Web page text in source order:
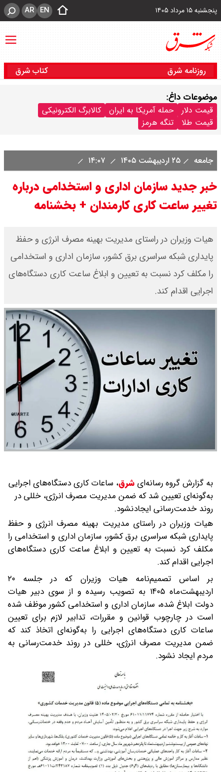
پنجشنبه ۱۵ مرداد ۱۴۰۵ EN
AR
روزنامه شرق کتاب شرق
موضوعات داغ:
قیمت دلار حمله آمریکا به ایران
کالابرگ الکترونیکی
قیمت طلا
تنگه هرمز
جامعه ۲۵ اردیبهشت ۱۴۰۵
خبر جدید سازمان اداری و استخدامی درباره
تغییر ساعت کاری کارمندان + بخشنامه
هیات وزیران در راستای مدیریت بهینه مصرف انرژی و حفظ
پایداری شبکه سراسری برق کشور، سازمان اداری و استخدامی
را مکلف کرد نسبت به تعیین و ابلاغ ساعت کاری دستگاه‌های
اجرایی اقدام کند.
به گزارش گروه رسانه‌ایشرق، ساعات کاری دستگاه‌های اجرایی
به‌گونه‌ای تعیین شد که ضمن مدیریت مصرف انرژی، خللی در
روند خدمت‌رسانی ایجادنشود.
هیات وزیران در راستای مدیریت بهینه مصرف انرژی و حفظ
پایداری شبکه سراسری برق کشور، سازمان اداری و استخدامی را
مکلف کرد نسبت به تعیین و ابلاغ ساعت کاری دستگاه‌های
اجرایی اقدام کند.
بر اساس تصمیم‌نامه هیات وزیران که در جلسه ۲۰
اردیبهشت‌ماه ۱۴۰۵ به تصویب رسیده و از سوی دبیر هیات
دولت ابلاغ شده، سازمان اداری و استخدامی کشور موظف شده
است در چارچوب قوانین و مقررات، تدابیر لازم برای تعیین
ساعات کاری دستگاه‌های اجرایی را به‌گونه‌ای اتخاذ کند که
ضمن مدیریت مصرف انرژی، خللی در روند خدمت‌رسانی به
مردم ایجاد نشود.